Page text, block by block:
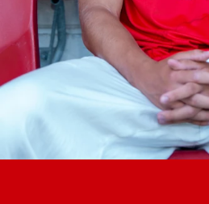
Jong AZ
Seizoenkaart